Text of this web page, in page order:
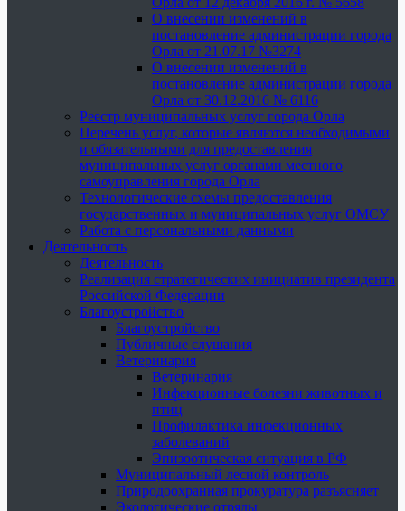
О внесении изменений в
постановление администрации города
Орла от 21.07.17 №3274
О внесении изменений в
постановление администрации города
Орла от 30.12.2016 № 6116
Реестр муниципальных услуг города Орла
Перечень услуг, которые являются необходимыми
и обязательными для предоставления
муниципальных услуг органами местного
самоуправления города Орла
Технологические схемы предоставления
государственных и муниципальных услуг ОМСУ
Работа с персональными данными
Деятельность
Деятельность
Реализация стратегических инициатив президента
Российской Федерации
Благоустройство
Благоустройство
Публичные слушания
Ветеринария
Ветеринария
Инфекционные болезни животных и
птиц
Профилактика инфекционных
заболеваний
Эпизоотическая ситуация в РФ
Муниципальный лесной контроль
Природоохранная прокуратура разъясняет
Экологические отряды